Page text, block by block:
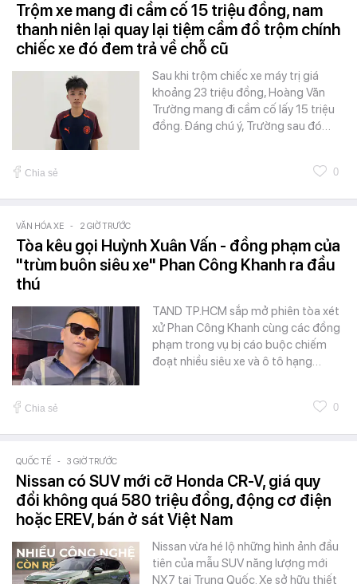
Trộm xe mang đi cầm cố 15 triệu đồng, nam
thanh niên lại quay lại tiệm cầm đồ trộm chính
chiếc xe đó đem trả về chỗ cũ
Sau khi trộm chiếc xe máy trị giá
khoảng 23 triệu đồng, Hoàng Văn
Trường mang đi cầm cố lấy 15 triệu
đồng. Đáng chú ý, Trường sau đó…
Chia sẻ 0
VĂN HÓA XE - 2 GIỜ TRƯỚC
Tòa kêu gọi Huỳnh Xuân Vấn - đồng phạm của
"trùm buôn siêu xe" Phan Công Khanh ra đầu
thú
TAND TP.HCM sắp mở phiên tòa xét
xử Phan Công Khanh cùng các đồng
phạm trong vụ bị cáo buộc chiếm
đoạt nhiều siêu xe và ô tô hạng…
Chia sẻ 0
QUỐC TẾ - 3 GIỜ TRƯỚC
Nissan có SUV mới cỡ Honda CR-V, giá quy
đổi không quá 580 triệu đồng, động cơ điện
hoặc EREV, bán ở sát Việt Nam
Nissan vừa hé lộ những hình ảnh đầu
tiên của mẫu SUV năng lượng mới
NX7 tại Trung Quốc. Xe sở hữu thiết